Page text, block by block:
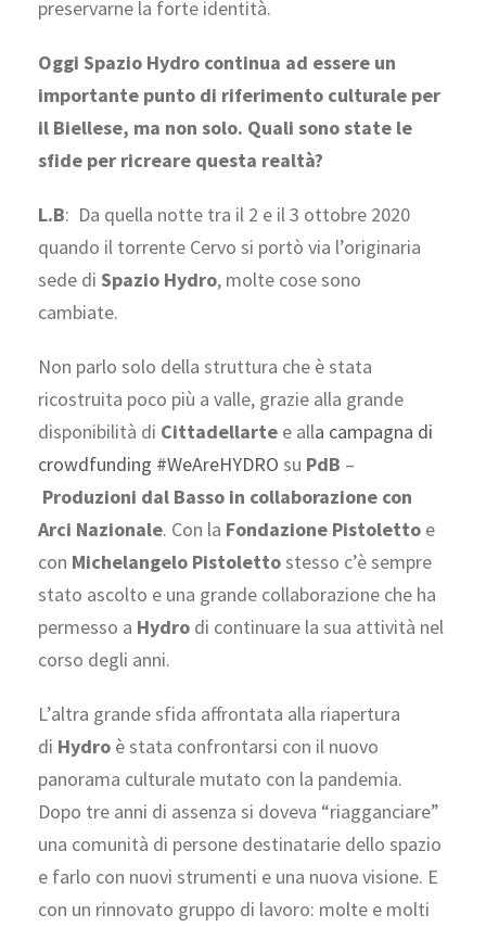
preservarne la forte identità.
Oggi Spazio Hydro continua ad essere un
importante punto di riferimento culturale per
il Biellese, ma non solo. Quali sono state le
sfide per ricreare questa realtà?
L.B: Da quella notte tra il 2 e il 3 ottobre 2020
quando il torrente Cervo si portò via l’originaria
sede di Spazio Hydro, molte cose sono
cambiate.
Non parlo solo della struttura che è stata
ricostruita poco più a valle, grazie alla grande
disponibilità di Cittadellarte e alla campagna di
crowdfunding #WeAreHYDRO su PdB –
Produzioni dal Basso in collaborazione con
Arci Nazionale. Con la Fondazione Pistoletto e
con Michelangelo Pistolettostesso c’è sempre
stato ascolto e una grande collaborazione che ha
permesso a Hydro di continuare la sua attività nel
corso degli anni.
L’altra grande sfida affrontata alla riapertura
di Hydro è stata confrontarsi con il nuovo
panorama culturale mutato con la pandemia.
Dopo tre anni di assenza si doveva “riagganciare”
una comunità di persone destinatarie dello spazio
e farlo con nuovi strumenti e una nuova visione. E
con un rinnovato gruppo di lavoro: molte e molti